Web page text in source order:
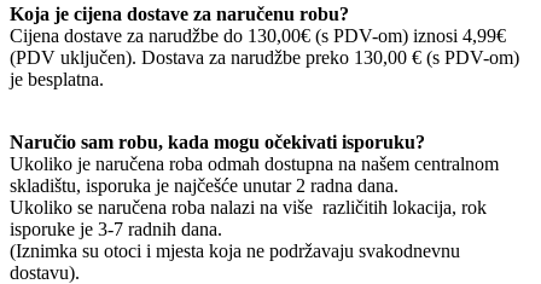
Koja je cijena dostave za naručenu robu?
Cijena dostave za narudžbe do 130,00€ (s PDV-om) iznosi 4,99€
(PDV uključen). Dostava za narudžbe preko 130,00 € (s PDV-om)
je besplatna.
Naručio sam robu, kada mogu očekivati isporuku?
Ukoliko je naručena roba odmah dostupna na našem centralnom
skladištu, isporuka je najčešće unutar 2 radna dana.
Ukoliko se naručena roba nalazi na više različitih lokacija, rok
isporuke je 3-7 radnih dana.
(Iznimka su otoci i mjesta koja ne podržavaju svakodnevnu
dostavu).